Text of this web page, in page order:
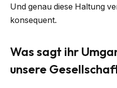
Und genau diese Haltung
konsequent.
Was sagt ihr
unsere